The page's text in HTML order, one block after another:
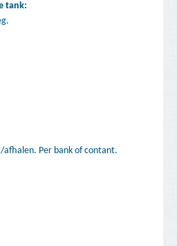
tank:
afhalen. Per bank of contant.